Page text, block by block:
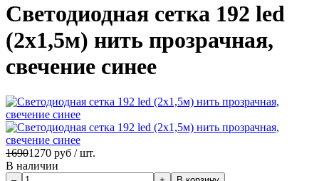
Светодиодная сетка 192 led
(2х1,5м) нить прозрачная,
свечение синее
16901270 руб / шт.
В наличии